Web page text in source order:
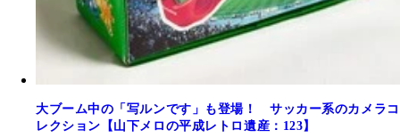
大ブーム中の「写ルンです」も登場！ サッカー系のカメラコ
レクション【山下メロの平成レトロ遺産：123】